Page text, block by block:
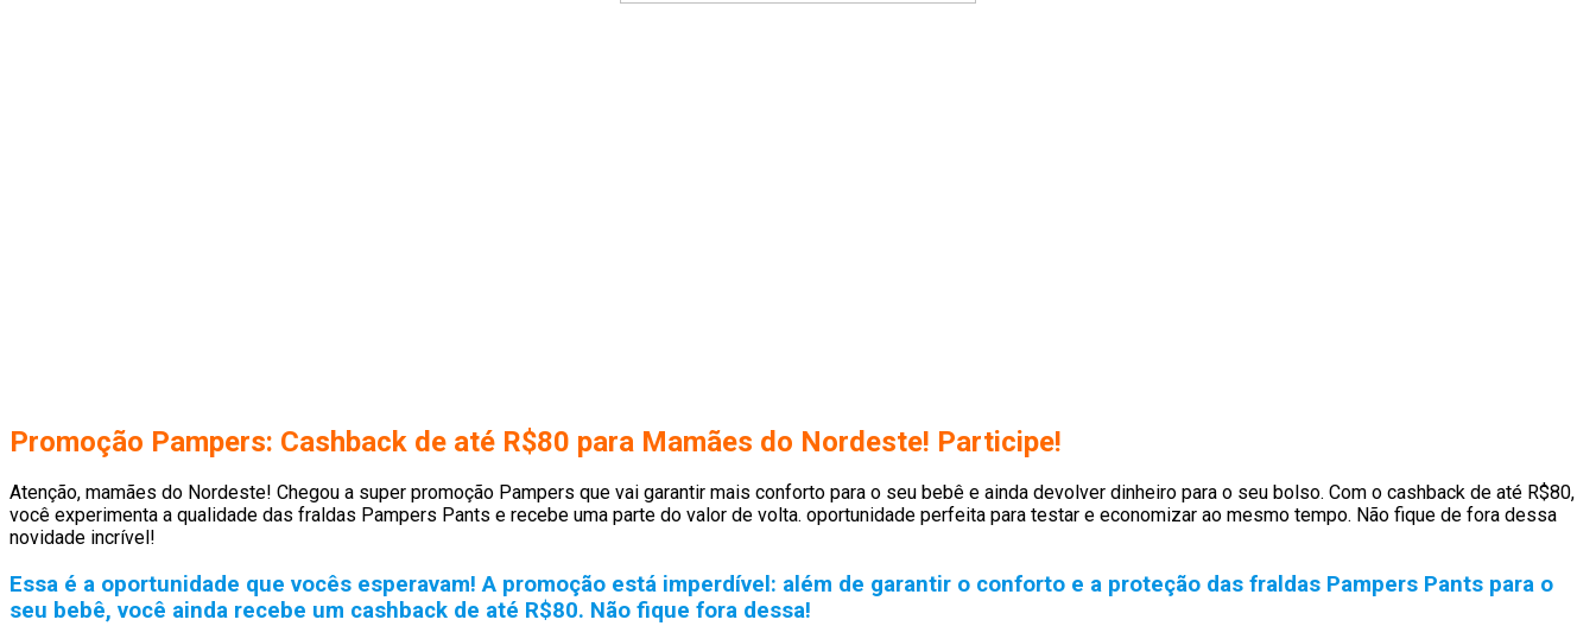
Promoção Pampers: Cashback de até R$80 para Mamães do Nordeste! Participe!
Atenção, mamães do Nordeste! Chegou a super promoção Pampers que vai garantir mais conforto para o seu bebê e ainda devolver dinheiro para o seu bolso. Com o cashback de até R$80,
você experimenta a qualidade das fraldas Pampers Pants e recebe uma parte do valor de volta. oportunidade perfeita para testar e economizar ao mesmo tempo. Não fique de fora dessa
novidade incrível!
Essa é a oportunidade que vocês esperavam! A promoção está imperdível: além de garantir o conforto e a proteção das fraldas Pampers Pants para o
seu bebê, você ainda recebe um cashback de até R$80. Não fique fora dessa!